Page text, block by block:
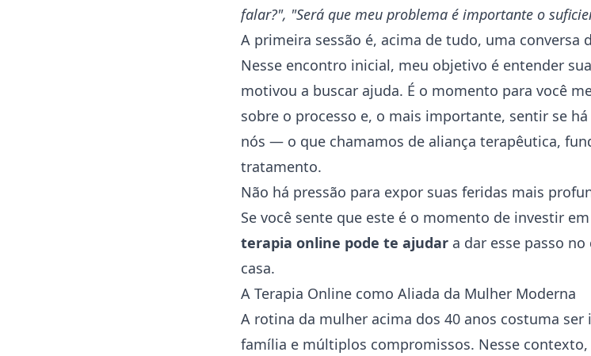
falar?", "Será que meu problema é importante o
A primeira sessão é, acima de tudo, uma conversa
Nesse encontro inicial, meu objetivo é entender
motivou a buscar ajuda. É o momento para você
sobre o processo e, o mais importante, sentir se
nós — o que chamamos de aliança terapêutica,
tratamento.
Não há pressão para expor suas feridas mais
Se você sente que este é o momento de investir
terapia online pode te ajudar a dar esse passo
casa.
A Terapia Online como Aliada da Mulher Moderna
A rotina da mulher acima dos 40 anos costuma
família e múltiplos compromissos. Nesse contexto,